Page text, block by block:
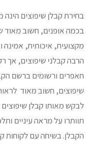
בחירת קבלן שיפוצים
בכמה אופנים, חשוב מאוד
מקצועית, איכותית,
הרבה קבלני שיפוצים, אך
חאפרים ורשומים ברשם
שיפוצים, חשוב מאוד
לבקש מאותו קבלן
תוותרו על מראה עיניים
הקבלן. בשיחה עם לקוחות